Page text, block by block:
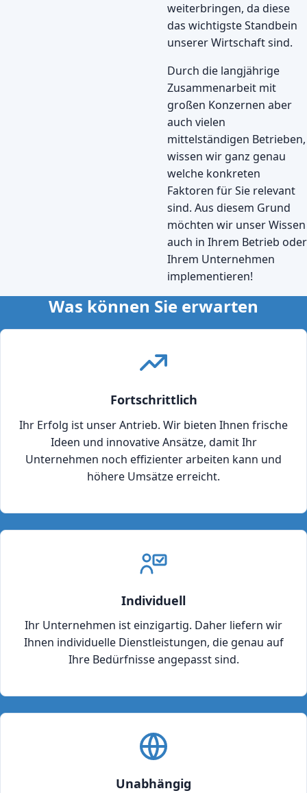
weiterbringen, da diese
das wichtigste Standbein
unserer Wirtschaft sind.
Durch die langjährige
Zusammenarbeit mit
großen Konzernen aber
auch vielen
mittelständigen Betrieben,
wissen wir ganz genau
welche konkreten
Faktoren für Sie relevant
sind. Aus diesem Grund
möchten wir unser Wissen
auch in Ihrem Betrieb oder
Ihrem Unternehmen
implementieren!
Was können Sie erwarten
Fortschrittlich
Ihr Erfolg ist unser Antrieb. Wir bieten Ihnen frische
Ideen und innovative Ansätze, damit Ihr
Unternehmen noch effizienter arbeiten kann und
höhere Umsätze erreicht.
Individuell
Ihr Unternehmen ist einzigartig. Daher liefern wir
Ihnen individuelle Dienstleistungen, die genau auf
Ihre Bedürfnisse angepasst sind.
Unabhängig